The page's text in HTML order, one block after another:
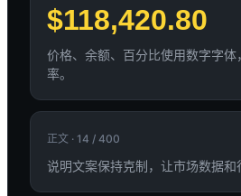
$118,420.80
价格、余额、百分比使用数字字
率。
正文 · 14 / 400
说明文案保持克制，让市场数据和